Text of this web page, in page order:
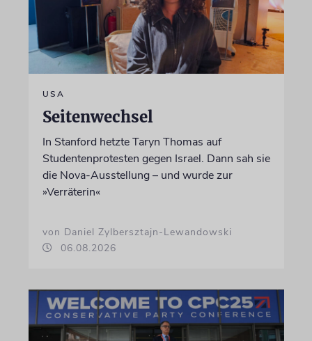
USA
Seitenwechsel
In Stanford hetzte Taryn Thomas auf
Studentenprotesten gegen Israel. Dann sah sie
die Nova-Ausstellung – und wurde zur
»Verräterin«
von Daniel Zylbersztajn-Lewandowski
06.08.2026